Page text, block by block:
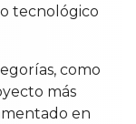
tecnológico
como
más
en